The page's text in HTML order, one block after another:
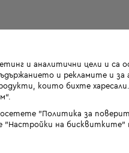
и аналитични цели и са
и рекламите и за
които бихте харесали.
"Политика за
на бисквитките"